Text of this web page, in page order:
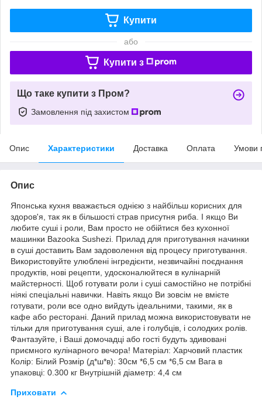
Купити
або
Купити з
Що таке купити з Пром?
Замовлення під захистом
Опис Характеристики Доставка Оплата Умови
Опис
Японська кухня вважається однією з найбільш корисних для
здоров'я, так як в більшості страв присутня риба. І якщо Ви
любите суші і роли, Вам просто не обійтися без кухонної
машинки Bazooka Sushezi. Прилад для приготування начинки
в суші доставить Вам задоволення від процесу приготування.
Використовуйте улюблені інгредієнти, незвичайні поєднання
продуктів, нові рецепти, удосконалюйтеся в кулінарній
майстерності. Щоб готувати роли і суші самостійно не потрібні
ніякі спеціальні навички. Навіть якщо Ви зовсім не вмієте
готувати, роли все одно вийдуть ідеальними, такими, як в
кафе або ресторані. Даний прилад можна використовувати не
тільки для приготування суші, але і голубців, і солодких ролів.
Фантазуйте, і Ваші домочадці або гості будуть здивовані
приємного кулінарного вечора! Матеріал: Харчовий пластик
Колір: Білий Розмір (д*ш*в): 30см *6,5 см *6,5 см Вага в
упаковці: 0.300 кг Внутрішній діаметр: 4,4 см
Приховати